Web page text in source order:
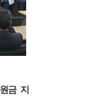
금 지